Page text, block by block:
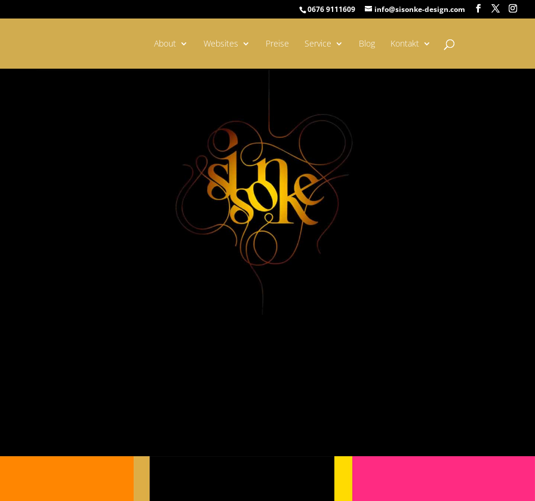
0676 9111609 info@sisonke-design.com
About Websites Preise Service Blog Kontakt